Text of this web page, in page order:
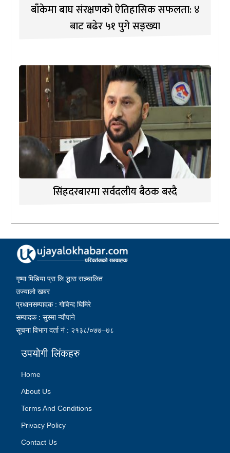
बाँकेमा बाघ संरक्षणको ऐतिहासिक सफलता: ४
बाट बढेर ५१ पुगे सङ्ख्या
सिंहदरबारमा सर्वदलीय बैठक बस्दै
गृष्मा मिडिया प्रा.लि.द्धारा सञ्चालित
उज्यालो खबर
प्रधानसम्पादक : गोविन्द घिमिरे
सम्पादक : सुस्मा न्यौपाने
सूचना विभाग दर्ता नं : २१३८/०७७–७८
उपयोगी लिंकहरु
Home
About Us
Terms And Conditions
Privacy Policy
Contact Us